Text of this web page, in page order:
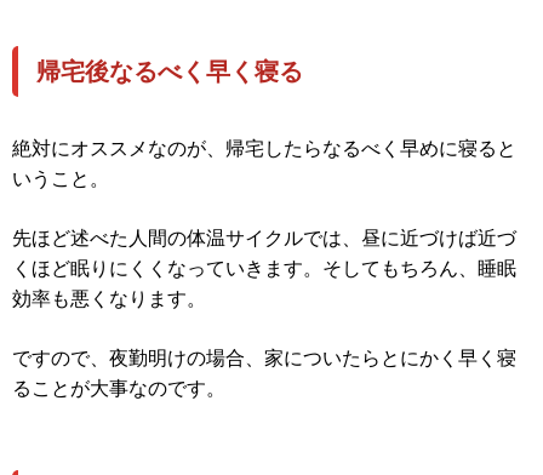
帰宅後なるべく早く寝る
絶対にオススメなのが、帰宅したらなるべく早めに寝ると
いうこと。
先ほど述べた人間の体温サイクルでは、昼に近づけば近づ
くほど眠りにくくなっていきます。そしてもちろん、睡眠
効率も悪くなります。
ですので、夜勤明けの場合、家についたらとにかく早く寝
ることが大事なのです。